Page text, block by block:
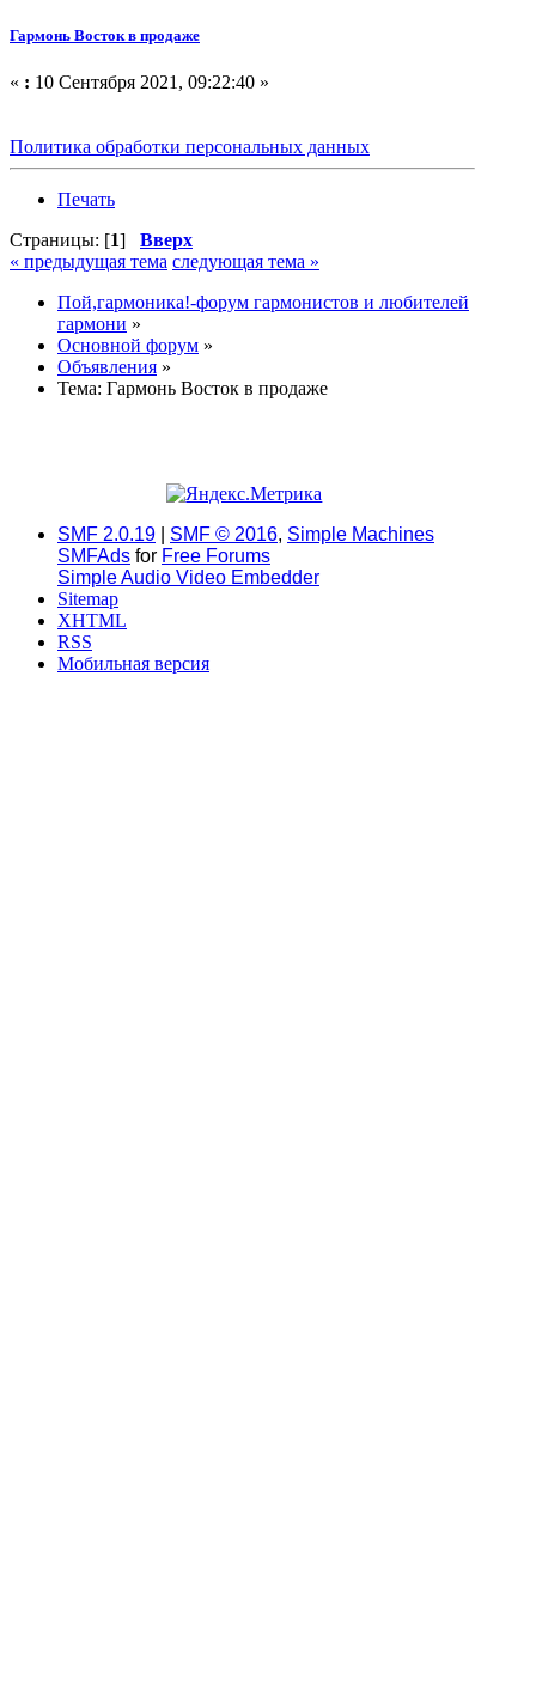
Гармонь Восток в продаже
« : 10 Сентября 2021, 09:22:40 »
Политика обработки персональных данных
Печать
Страницы: [1] Вверх
« предыдущая тема следующая тема »
Пой,гармоника!-форум гармонистов и любителей
гармони »
Основной форум »
Объявления »
Тема: Гармонь Восток в продаже
SMF 2.0.19 SMF © 2016, Simple Machines
SMFAds for Free Forums
Simple Audio Video Embedder
Sitemap
XHTML
RSS
Мобильная версия